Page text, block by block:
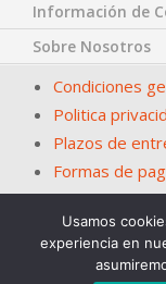
Información de
Sobre Nosotros
Condiciones
Politica
Plazos de
Formas de
© Papelería San
Usamos
experiencia en